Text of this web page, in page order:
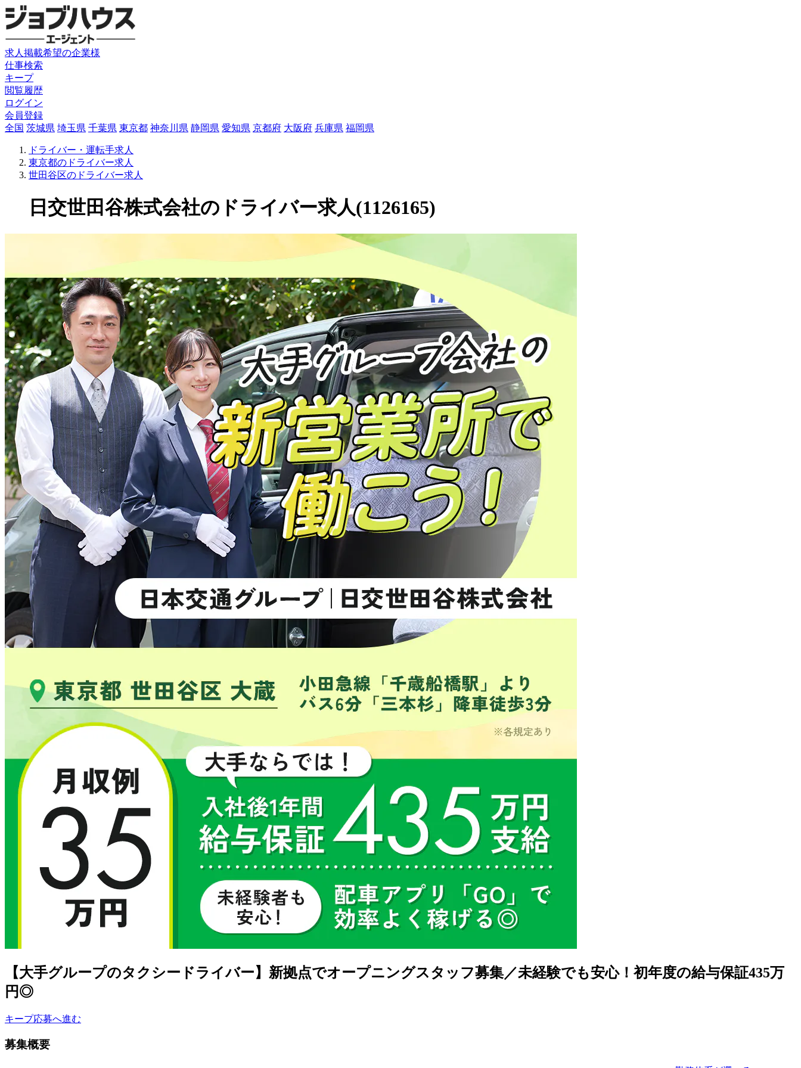
求人掲載希望の企業様
仕事検索
キープ
閲覧履歴
ログイン
会員登録
全国 茨城県 埼玉県 千葉県 東京都 神奈川県 静岡県 愛知県 京都府 大阪府 兵庫県 福岡県
ドライバー・運転手求人
東京都のドライバー求人
世田谷区のドライバー求人
日交世田谷株式会社のドライバー求人(1126165)
【大手グループのタクシードライバー】新拠点でオープニングスタッフ募集／未経験でも安心！初年度の給与保証435万
円◎
キープ応募へ進む
募集概要